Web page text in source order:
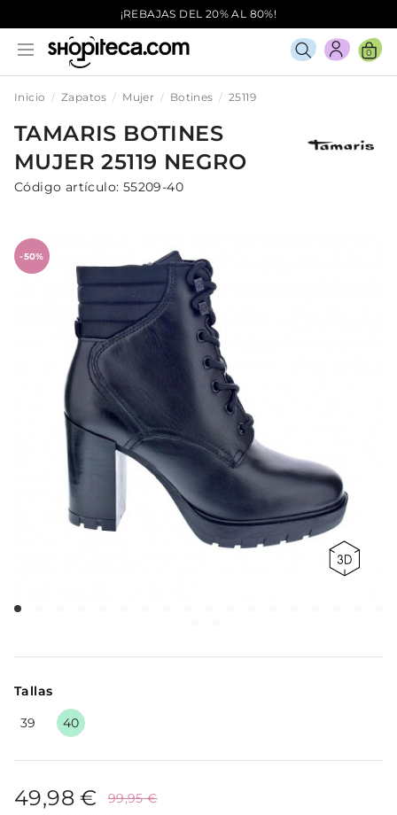
¡REBAJAS DEL 20% AL 80%!
0
Inicio Zapatos Mujer Botines 25119
TAMARIS BOTINES
MUJER25119 NEGRO
Código artículo: 55209-40
-50%
Tallas
39
40
49,98 € 99,95 €